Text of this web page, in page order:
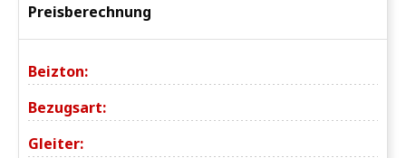
Preisberechnung
Beizton:
Bezugsart:
Gleiter: